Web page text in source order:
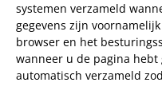
systemen verzameld
gegevens zijn
browser en het
wanneer u de pagina hebt
automatisch verzameld